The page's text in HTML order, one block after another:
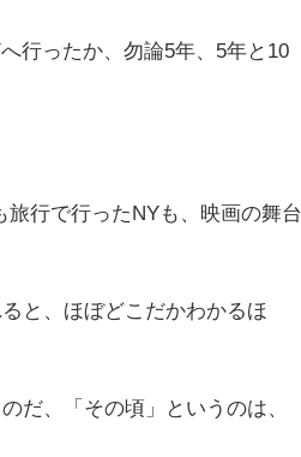
行ったか、勿論5年、5年と10
行で行ったNYも、映画の舞台
と、ほぼどこだかわかるほ
だ、「その頃」というのは、